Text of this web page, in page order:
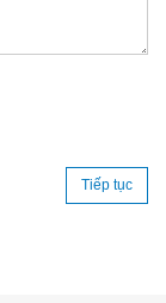
Tiếp tục